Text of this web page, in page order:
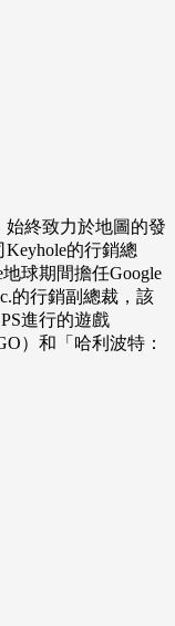
終致力於地圖的發
的行銷總
球期間擔任Google
的行銷副總裁，該
進行的遊戲
）和「哈利波特：